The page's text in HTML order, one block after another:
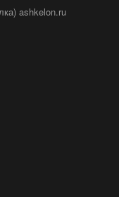
ashkelon.ru